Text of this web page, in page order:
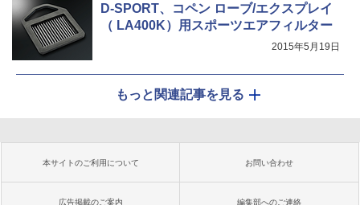
D-SPORT、コペン ローブ/エクスプレイ
（ LA400K）用スポーツエアフィルター
2015年5月19日
もっと関連記事を見る
本サイトのご利用について お問い合わせ
広告掲載のご案内 編集部へのご連絡